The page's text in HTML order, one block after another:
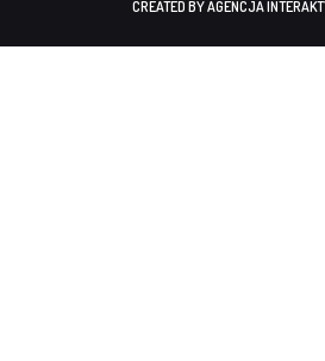
CREATED BY AGENCJA